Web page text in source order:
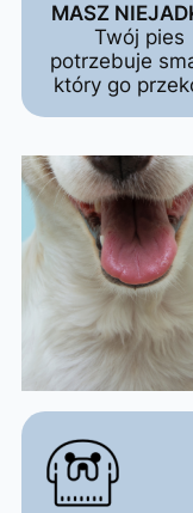
MASZ
Twój pies
potrzebuje
który go